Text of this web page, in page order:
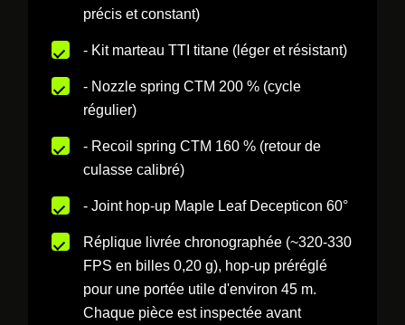
précis et constant)
- Kit marteau TTI titane (léger et résistant)
- Nozzle spring CTM 200 % (cycle
régulier)
- Recoil spring CTM 160 % (retour de
culasse calibré)
- Joint hop-up Maple Leaf Decepticon 60°
Réplique livrée chronographée (~320-330
FPS en billes 0,20 g), hop-up préréglé
pour une portée utile d'environ 45 m.
Chaque pièce est inspectée avant